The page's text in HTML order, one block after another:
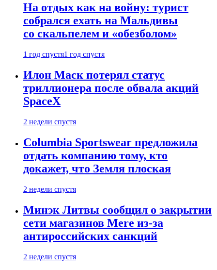
На отдых как на войну: турист
собрался ехать на Мальдивы
со скальпелем и «обезболом»
1 год спустя1 год спустя
Илон Маск потерял статус
триллионера после обвала акций
SpaceX
2 недели спустя
Columbia Sportswear предложила
отдать компанию тому, кто
докажет, что Земля плоская
2 недели спустя
Минэк Литвы сообщил о закрытии
сети магазинов Mere из-за
антироссийских санкций
2 недели спустя